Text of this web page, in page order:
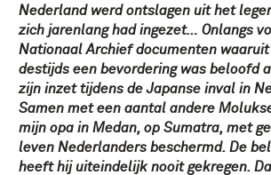
Nederland werd ontslagen uit het
zich jarenlang had ingezet… Onlangs
Nationaal Archief documenten
destijds een bevordering was beloofd
zijn inzet tijdens de Japanse inval in
Samen met een aantal andere
mijn opa in Medan, op Sumatra, met
leven Nederlanders beschermd. De
heeft hij uiteindelijk nooit gekregen.